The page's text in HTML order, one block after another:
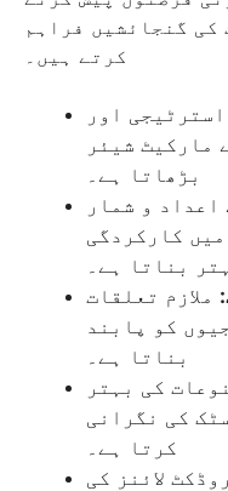
کی گنجائشیں فراہم
کرتے ہیں۔
اور
مارکیٹ شیئر
بڑھاتا ہے۔
و شمار
کارکردگی
بناتا ہے۔
ملازم تعلقات
کو پابند
بناتا ہے۔
کی بہتر
کی نگرانی
کرتا ہے۔
لائنز کی